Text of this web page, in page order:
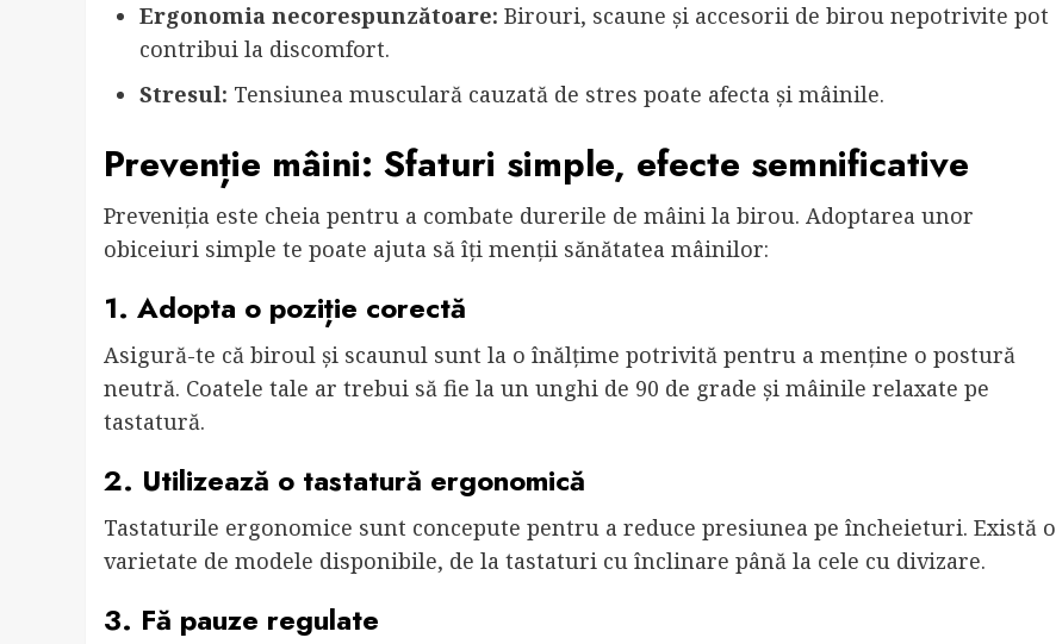
Ergonomia necorespunzătoare: Birouri, scaune și accesorii de birou nepotrivite pot
contribui la discomfort.
Stresul: Tensiunea musculară cauzată de stres poate afecta și mâinile.
Prevenție mâini: Sfaturi simple, efecte semnificative
Preveniția este cheia pentru a combate durerile de mâini la birou. Adoptarea unor
obiceiuri simple te poate ajuta să îți menții sănătatea mâinilor:
1. Adopta o poziție corectă
Asigură-te că biroul și scaunul sunt la o înălțime potrivită pentru a menține o postură
neutră. Coatele tale ar trebui să fie la un unghi de 90 de grade și mâinile relaxate pe
tastatură.
2. Utilizează o tastatură ergonomică
Tastaturile ergonomice sunt concepute pentru a reduce presiunea pe încheieturi. Există o
varietate de modele disponibile, de la tastaturi cu înclinare până la cele cu divizare.
3. Fă pauze regulate